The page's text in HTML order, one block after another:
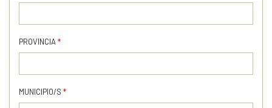
PROVINCIA *
MUNICIPIO/S *